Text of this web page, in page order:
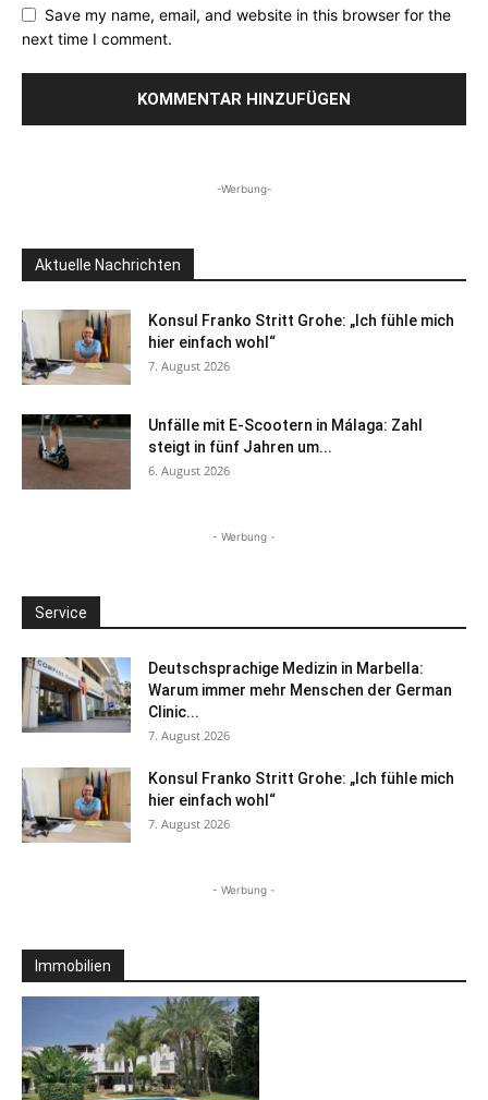
Save my name, email, and website in this browser for the
next time I comment.
-Werbung-
Aktuelle Nachrichten
Konsul Franko Stritt Grohe: „Ich fühle mich
hier einfach wohl“
7. August 2026
Unfälle mit E-Scootern in Málaga: Zahl
steigt in fünf Jahren um...
6. August 2026
- Werbung -
Service
Deutschsprachige Medizin in Marbella:
Warum immer mehr Menschen der German
Clinic...
7. August 2026
Konsul Franko Stritt Grohe: „Ich fühle mich
hier einfach wohl“
7. August 2026
- Werbung -
Immobilien